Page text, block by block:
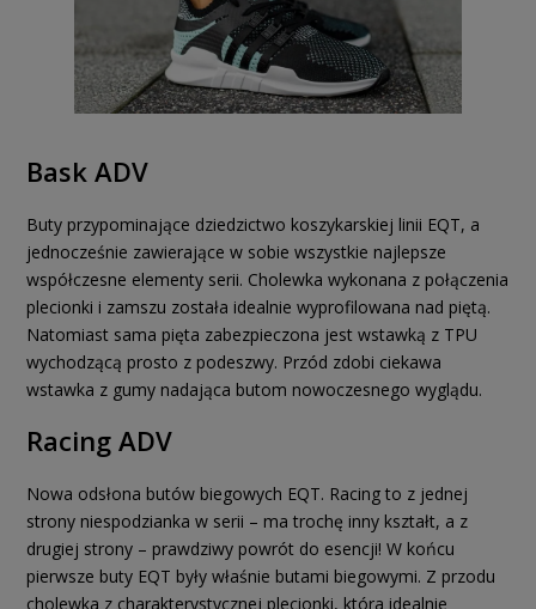
Bask ADV
Buty przypominające dziedzictwo koszykarskiej linii EQT, a
jednocześnie zawierające w sobie wszystkie najlepsze
współczesne elementy serii. Cholewka wykonana z połączenia
plecionki i zamszu została idealnie wyprofilowana nad piętą.
Natomiast sama pięta zabezpieczona jest wstawką z TPU
wychodzącą prosto z podeszwy. Przód zdobi ciekawa
wstawka z gumy nadająca butom nowoczesnego wyglądu.
Racing ADV
Nowa odsłona butów biegowych EQT. Racing to z jednej
strony niespodzianka w serii – ma trochę inny kształt, a z
drugiej strony – prawdziwy powrót do esencji! W końcu
pierwsze buty EQT były właśnie butami biegowymi. Z przodu
cholewka z charakterystycznej plecionki, która idealnie